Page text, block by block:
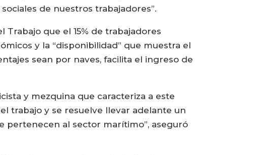
de nuestros trabajadores”.
que el 15% de trabajadores
y la “disponibilidad” que muestra el
sean por naves, facilita el ingreso de
y mezquina que caracteriza a este
trabajo y se resuelve llevar adelante un
pertenecen al sector marítimo”, aseguró